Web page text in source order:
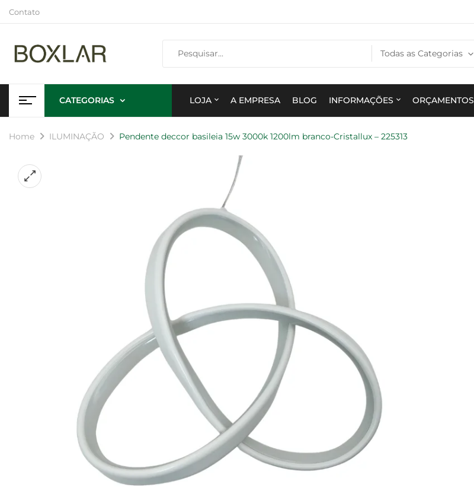
Contato
Todas as Categorias
CATEGORIAS LOJA A EMPRESA BLOG INFORMAÇÕES ORÇAMENTOS
Home ILUMINAÇÃO Pendente deccor basileia 15w 3000k 1200lm branco-Cristallux – 225313